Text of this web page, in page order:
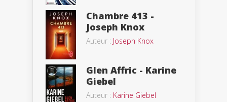
Chambre 413 -
Joseph Knox
Auteur : Joseph Knox
Glen Affric - Karine
Giebel
Auteur : Karine Giebel